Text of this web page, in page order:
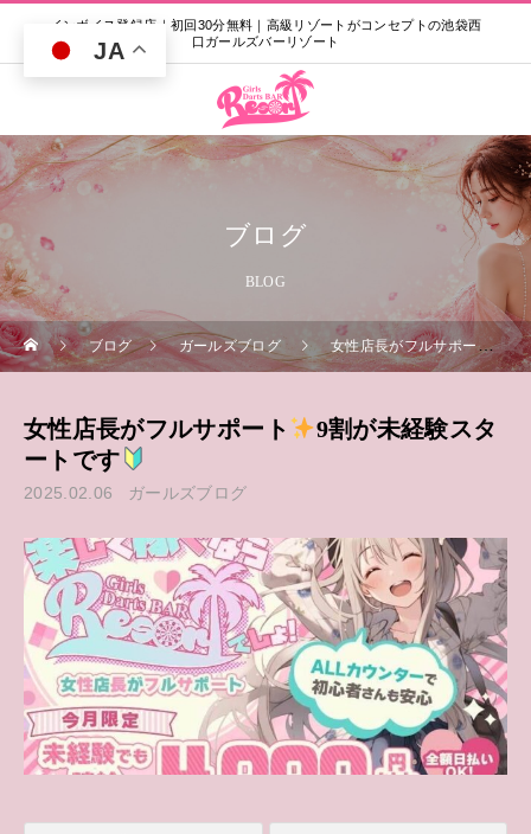
インボイス登録店｜初回30分無料｜高級リゾートがコンセプトの池袋西
口ガールズバーリゾート
ブログ
BLOG
ブログ ガールズブログ 女性店長がフルサポート 9
女性店長がフルサポート
9割が未経験スタ
ートです
2025.02.06 ガールズブログ
JA